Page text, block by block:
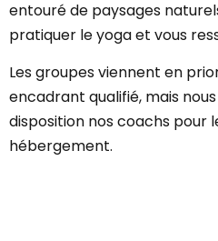
entouré de paysages
pratiquer le yoga et vous
Les groupes viennent en
encadrant qualifié, mais
disposition nos coachs pour
hébergement.